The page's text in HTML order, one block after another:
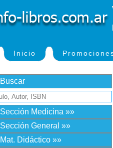
Inicio
Buscar
Sección Medicina »»
Sección General »»
Mat. Didáctico »»